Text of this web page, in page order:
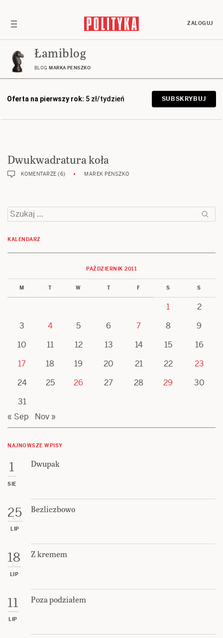
ZALOGUJ
Łamiblog
BLOG MARKA PENSZKO
Oferta na pierwszy rok: 5 zł/tydzień SUBSKRYBUJ
Dwukwadratura koła
KOMENTARZE (6) MAREK PENSZKO
Szukaj:
KALENDARZ
PAŹDZIERNIK 2011
M T W T F S S
1
2
3
4 5 6 7 8
9
10
11 12 13 14 15
16
17
18 19 20 21 22
23
24
25 26 27 28 29
30
31
« Sep
Nov »
NAJNOWSZE WPISY
1
SIE
Dwupak
25
LIP
Bezliczbowo
18
LIP
Z kremem
11
LIP
Poza podziałem